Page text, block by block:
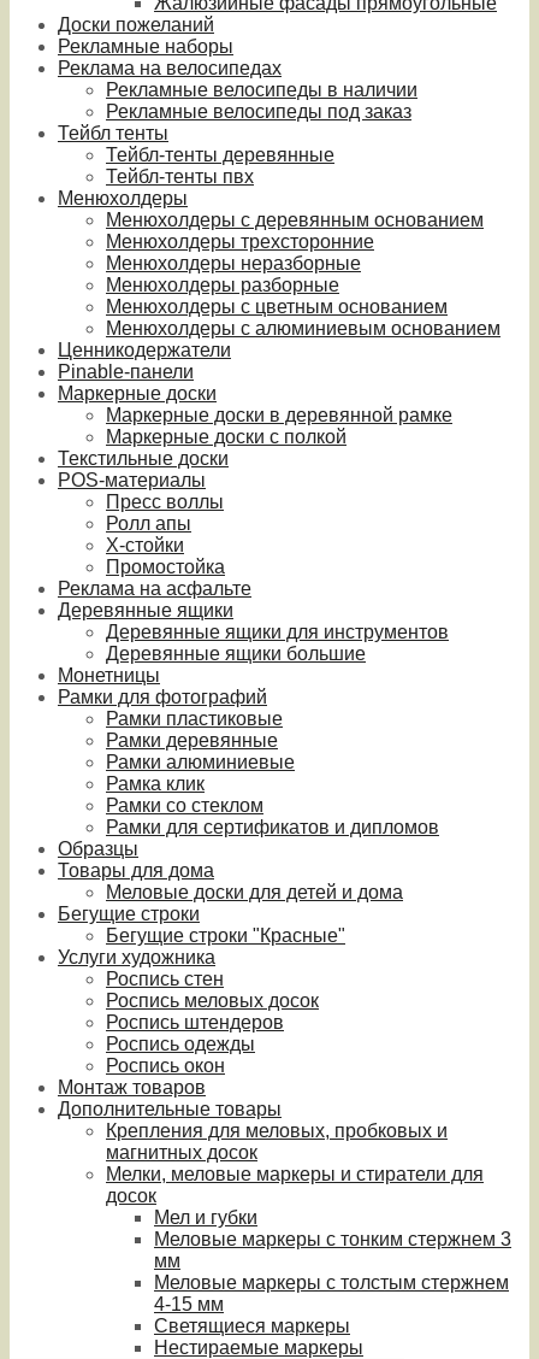
Доски пожеланий
Рекламные наборы
Реклама на велосипедах
Рекламные велосипеды в наличии
Рекламные велосипеды под заказ
Тейбл тенты
Тейбл-тенты деревянные
Тейбл-тенты пвх
Менюхолдеры
Менюхолдеры с деревянным основанием
Менюхолдеры трехсторонние
Менюхолдеры неразборные
Менюхолдеры разборные
Менюхолдеры с цветным основанием
Менюхолдеры с алюминиевым основанием
Ценникодержатели
Pinable-панели
Маркерные доски
Маркерные доски в деревянной рамке
Маркерные доски с полкой
Текстильные доски
POS-материалы
Пресс воллы
Ролл апы
Х-стойки
Промостойка
Реклама на асфальте
Деревянные ящики
Деревянные ящики для инструментов
Деревянные ящики большие
Монетницы
Рамки для фотографий
Рамки пластиковые
Рамки деревянные
Рамки алюминиевые
Рамка клик
Рамки со стеклом
Рамки для сертификатов и дипломов
Образцы
Товары для дома
Меловые доски для детей и дома
Бегущие строки
Бегущие строки "Красные"
Услуги художника
Роспись стен
Роспись меловых досок
Роспись штендеров
Роспись одежды
Роспись окон
Монтаж товаров
Дополнительные товары
Крепления для меловых, пробковых и
магнитных досок
Мелки, меловые маркеры и стиратели для
досок
Мел и губки
Меловые маркеры с тонким стержнем 3
мм
Меловые маркеры с толстым стержнем
4-15 мм
Светящиеся маркеры
Нестираемые маркеры